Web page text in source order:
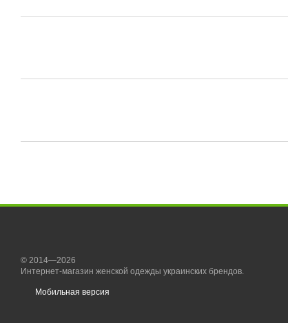
© 2014—2026
Интернет-магазин женской одежды украинских брендов.
Мобильная версия